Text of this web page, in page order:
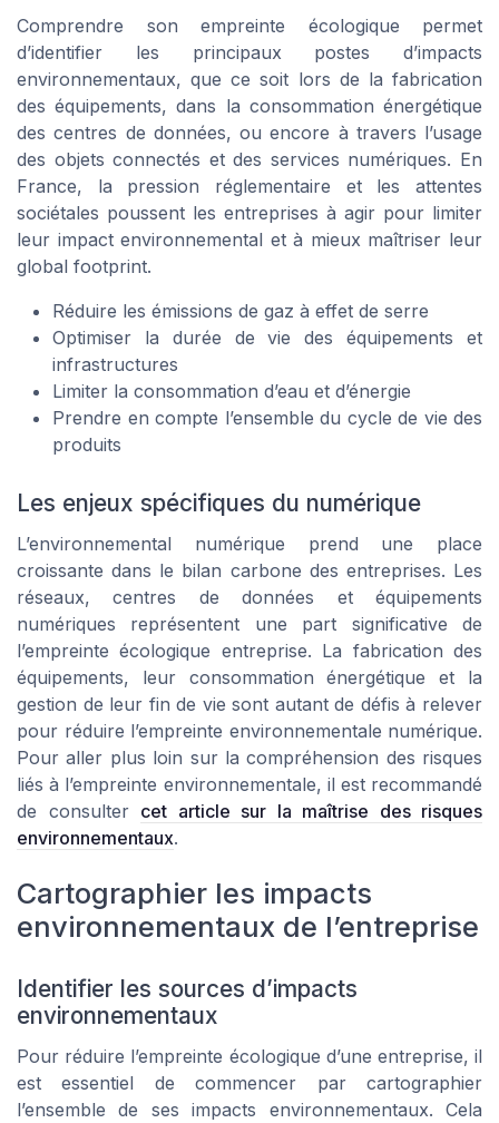
Comprendre son empreinte écologique permet
d’identifier les principaux postes d’impacts
environnementaux, que ce soit lors de la fabrication
des équipements, dans la consommation énergétique
des centres de données, ou encore à travers l’usage
des objets connectés et des services numériques. En
France, la pression réglementaire et les attentes
sociétales poussent les entreprises à agir pour limiter
leur impact environnemental et à mieux maîtriser leur
global footprint.
Réduire les émissions de gaz à effet de serre
Optimiser la durée de vie des équipements et
infrastructures
Limiter la consommation d’eau et d’énergie
Prendre en compte l’ensemble du cycle de vie des
produits
Les enjeux spécifiques du numérique
L’environnemental numérique prend une place
croissante dans le bilan carbone des entreprises. Les
réseaux, centres de données et équipements
numériques représentent une part significative de
l’empreinte écologique entreprise. La fabrication des
équipements, leur consommation énergétique et la
gestion de leur fin de vie sont autant de défis à relever
pour réduire l’empreinte environnementale numérique.
Pour aller plus loin sur la compréhension des risques
liés à l’empreinte environnementale, il est recommandé
de consulter cet article sur la maîtrise des risques
environnementaux.
Cartographier les impacts
environnementaux de l’entreprise
Identifier les sources d’impacts
environnementaux
Pour réduire l’empreinte écologique d’une entreprise, il
est essentiel de commencer par cartographier
l’ensemble de ses impacts environnementaux. Cela